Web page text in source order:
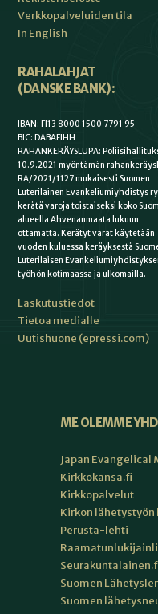
Verkkopalveluiden tila
In English
RAHALAHJAT
(DANSKE BANK):
IBAN: FI13 8000 1500 7791 95
BIC: DABAFIHH
RAHANKERÄYSLUPA:
10.9.2021 myöntämän
RA/2021/1127 mukaisesti Suomen
Luterilainen Evankeliumiyhdistys
kerätä varoja toistaiseksi koko
alueella Ahvenanmaata lukuun
ottamatta. Kerätyt varat käytetään
vuoden kuluessa keräyksestä
Luterilaisen
työhön kotimaassa ja ulkomailla.
Laskutustiedot
Tietoa medialle
Uutishuone (epressi.com)
ME OLEMME
Japan Evangelical
Kirkkokansa.fi
Kirkkopalvelut
Kirkon lähetystyön
Perusta-lehti
Suomen
Suomen